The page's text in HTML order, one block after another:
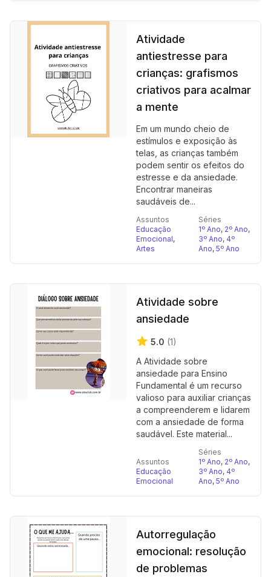
Atividade
antiestresse para
crianças: grafismos
criativos para acalmar
a mente
Em um mundo cheio de
estímulos e exposição às
telas, as crianças também
podem sentir os efeitos do
estresse e da ansiedade.
Encontrar maneiras
saudáveis de...
Assuntos
Educação
Emocional,
Artes
Séries
1º Ano, 2º Ano,
3º Ano, 4º
Ano, 5º Ano
Atividade sobre
ansiedade
5.0 (1)
A Atividade sobre
ansiedade para Ensino
Fundamental é um recurso
valioso para auxiliar crianças
a compreenderem e lidarem
com a ansiedade de forma
saudável. Este material...
Assuntos
Educação
Emocional
Séries
1º Ano, 2º Ano,
3º Ano, 4º
Ano, 5º Ano
Autorregulação
emocional: resolução
de problemas